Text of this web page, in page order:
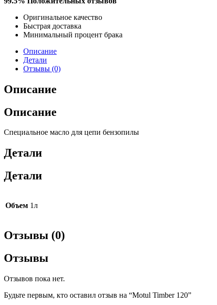
Оригинальное качество​
Быстрая доставка
Минимальный процент брака
Описание
Детали
Отзывы (0)
Описание
Описание
Специальное масло для цепи бензопилы
Детали
Детали
Объем 1л
Отзывы (0)
Отзывы
Отзывов пока нет.
Будьте первым, кто оставил отзыв на “Motul Timber 120”